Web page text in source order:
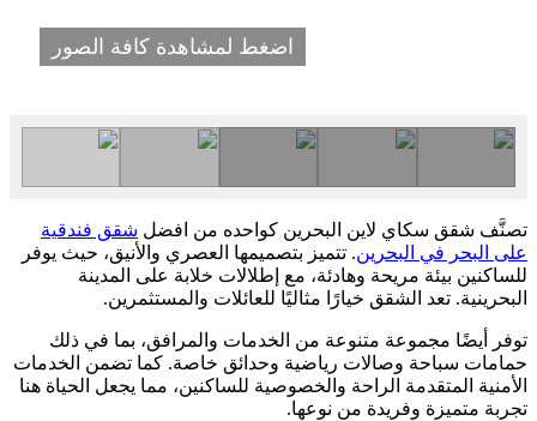
اضغط لمشاهدة كافة الصور
تصنَّف شقق سكاي لاين البحرين كواحده من افضل شقق فندقية
على البحر في البحرين. تتميز بتصميمها العصري والأنيق، حيث يوفر
للساكنين بيئة مريحة وهادئة، مع إطلالات خلابة على المدينة
البحرينية. تعد الشقق خيارًا مثاليًا للعائلات والمستثمرين.
توفر أيضًا مجموعة متنوعة من الخدمات والمرافق، بما في ذلك
حمامات سباحة وصالات رياضية وحدائق خاصة. كما تضمن الخدمات
الأمنية المتقدمة الراحة والخصوصية للساكنين، مما يجعل الحياة هنا
تجربة متميزة وفريدة من نوعها.